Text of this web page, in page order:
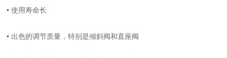
•使用寿命长
• 出色的调节质量，特别是倾斜阀和直座阀